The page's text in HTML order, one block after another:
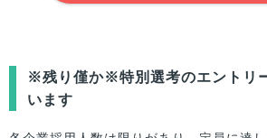
※残り僅か※特別選考のエントリ
います